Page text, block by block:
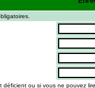
déficient ou si vous ne pouvez